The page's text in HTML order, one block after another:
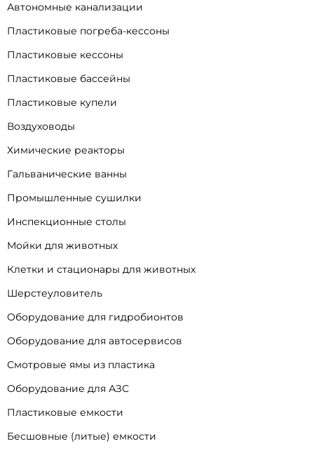
Автономные канализации
Пластиковые погреба-кессоны
Пластиковые кессоны
Пластиковые бассейны
Пластиковые купели
Воздуховоды
Химические реакторы
Гальванические ванны
Промышленные сушилки
Инспекционные столы
Мойки для животных
Клетки и стационары для животных
Шерстеуловитель
Оборудование для гидробионтов
Оборудование для автосервисов
Смотровые ямы из пластика
Оборудование для АЗС
Пластиковые емкости
Бесшовные (литые) емкости